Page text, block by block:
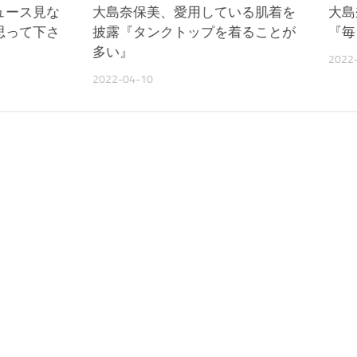
大島奈保美、愛用している肌着を
披露『タンクトップを着ることが
多い』
2022-04-10
大
『
ース見な
って下さ